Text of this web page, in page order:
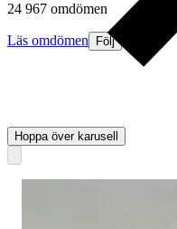
24 967 omdömen
Läs omdömen Följ
Hoppa över karusell